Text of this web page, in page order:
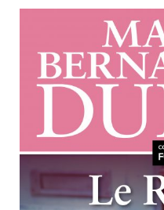
Spiritualité
Culture générale
Témoignages
Vie pratique
Finances
Nouveautés
Numérique